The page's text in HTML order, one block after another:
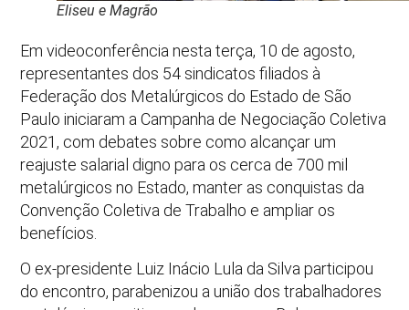
Eliseu e Magrão
Em videoconferência nesta terça, 10 de agosto,
representantes dos 54 sindicatos filiados à
Federação dos Metalúrgicos do Estado de São
Paulo iniciaram a Campanha de Negociação Coletiva
2021, com debates sobre como alcançar um
reajuste salarial digno para os cerca de 700 mil
metalúrgicos no Estado, manter as conquistas da
Convenção Coletiva de Trabalho e ampliar os
benefícios.
O ex-presidente Luiz Inácio Lula da Silva participou
do encontro, parabenizou a união dos trabalhadores